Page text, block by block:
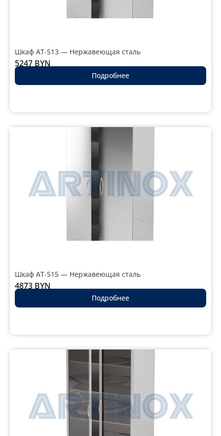
Шкаф AT-S13 — Нержавеющая сталь
5247 BYN
Подробнее
Шкаф AT-S15 — Нержавеющая сталь
4873 BYN
Подробнее